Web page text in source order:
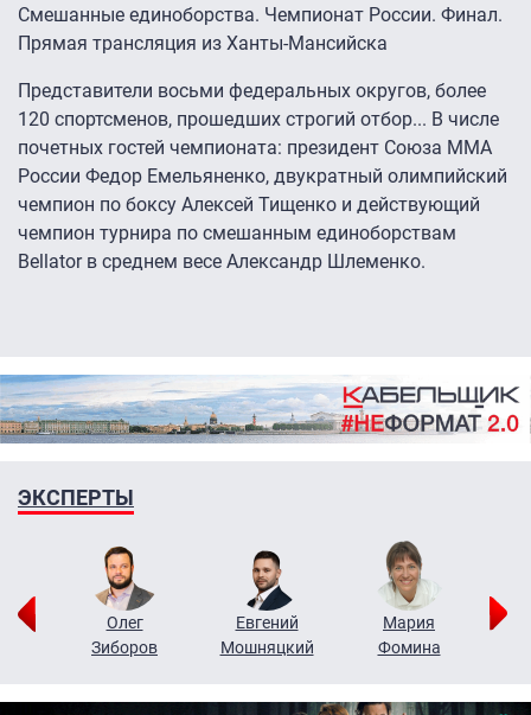
Смешанные единоборства. Чемпионат России. Финал.
Прямая трансляция из Ханты-Мансийска
Представители восьми федеральных округов, более
120 спортсменов, прошедших строгий отбор... В числе
почетных гостей чемпионата: президент Союза ММА
России Федор Емельяненко, двукратный олимпийский
чемпион по боксу Алексей Тищенко и действующий
чемпион турнира по смешанным единоборствам
Bellator в среднем весе Александр Шлеменко.
ЭКСПЕРТЫ
Олег
Зиборов
Евгений
Мошняцкий
Мария
Фомина